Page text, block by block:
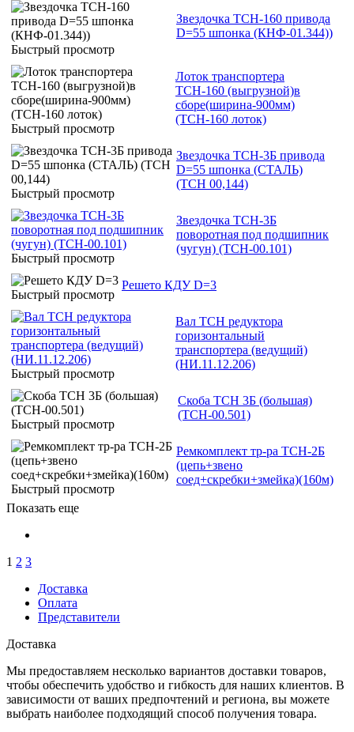
Быстрый просмотр
Звездочка ТСН-160 привода
D=55 шпонка (КНФ-01.344))
Быстрый просмотр
Лоток транспортера
ТСН-160 (выгрузной)в
сборе(ширина-900мм)
(ТСН-160 лоток)
Быстрый просмотр
Звездочка ТСН-3Б привода
D=55 шпонка (СТАЛЬ)
(ТСН 00,144)
Быстрый просмотр
Звездочка ТСН-3Б
поворотная под подшипник
(чугун) (ТСН-00.101)
Быстрый просмотр
Решето КДУ D=3
Быстрый просмотр
Вал ТСН редуктора
горизонтальный
транспортера (ведущий)
(НИ.11.12.206)
Быстрый просмотр
Скоба ТСН 3Б (большая)
(ТСН-00.501)
Быстрый просмотр
Ремкомплект тр-ра ТСН-2Б
(цепь+звено
соед+скребки+змейка)(160м)
Показать еще
1 2 3
Доставка
Оплата
Представители
Доставка
Мы предоставляем несколько вариантов доставки товаров,
чтобы обеспечить удобство и гибкость для наших клиентов. В
зависимости от ваших предпочтений и региона, вы можете
выбрать наиболее подходящий способ получения товара.